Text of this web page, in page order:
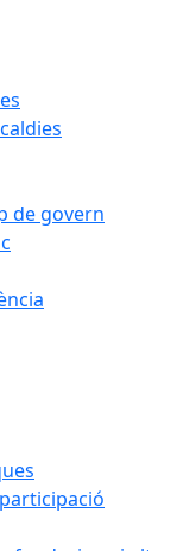
de govern